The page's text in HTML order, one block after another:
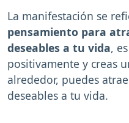
La manifestación se
pensamiento para
deseables a tu vida,
positivamente y creas
alrededor, puedes
deseables a tu vida.